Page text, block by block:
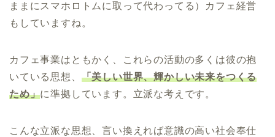
ままにスマホロトムに取って代わってる）カフェ経営
もしていますね。
カフェ事業はともかく、これらの活動の多くは彼の抱
いている思想、 「美しい世界、輝かしい未来をつくる
ため」に準拠しています。立派な考えです。
こんな立派な思想、言い換えれば意識の高い社会奉仕